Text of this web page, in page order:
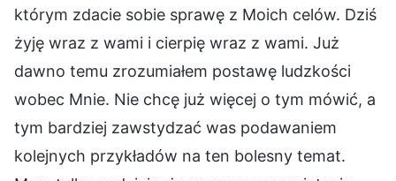
którym zdacie sobie sprawę z Moich celów. Dziś
żyję wraz z wami i cierpię wraz z wami. Już
dawno temu zrozumiałem postawę ludzkości
wobec Mnie. Nie chcę już więcej o tym mówić, a
tym bardziej zawstydzać was podawaniem
kolejnych przykładów na ten bolesny temat.